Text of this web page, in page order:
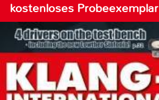
kostenloses Probeexemplar